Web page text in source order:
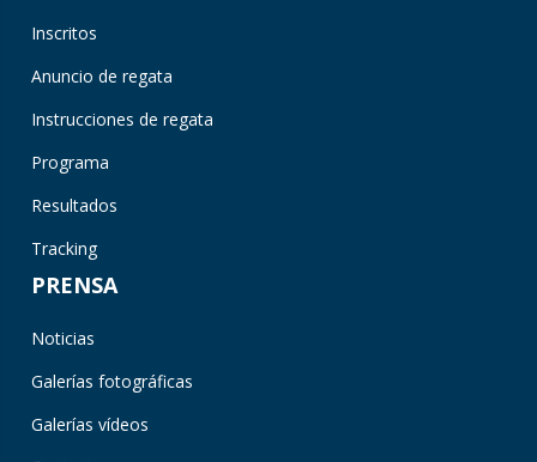
Inscritos
Anuncio de regata
Instrucciones de regata
Programa
Resultados
Tracking
PRENSA
Noticias
Galerías fotográficas
Galerías vídeos